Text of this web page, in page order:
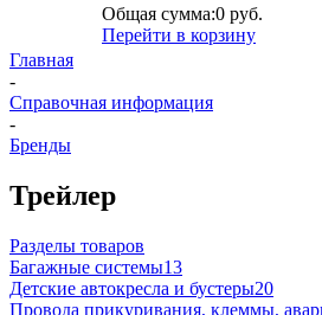
Общая сумма:0 руб.
Перейти в корзину
Главная
-
Справочная информация
-
Бренды
Трейлер
Разделы товаров
Багажные системы13
Детские автокресла и бустеры20
Провода прикуривания, клеммы,